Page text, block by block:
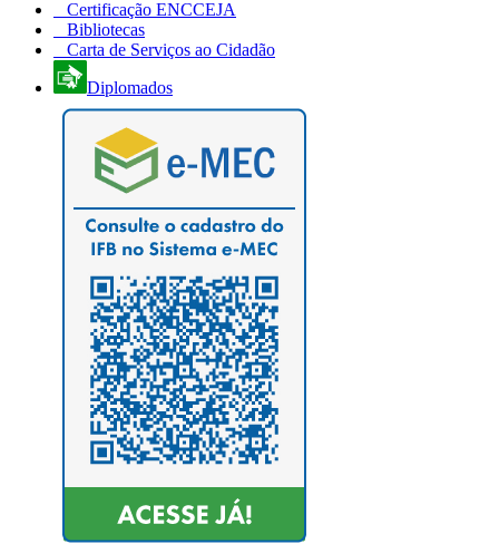
Certificação ENCCEJA
Bibliotecas
Carta de Serviços ao Cidadão
Diplomados